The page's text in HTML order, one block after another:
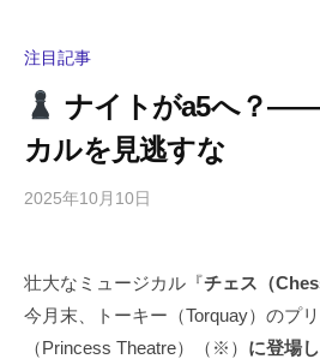
注目記事
ナイトがa5へ？
カルを見逃すな
2025年10月10日
i
g
a
の
コ
メ
壮大なミュージカル『チェス（
今月末、トーキー（Torquay）のプ
（Princess Theatre）（※） に登場し